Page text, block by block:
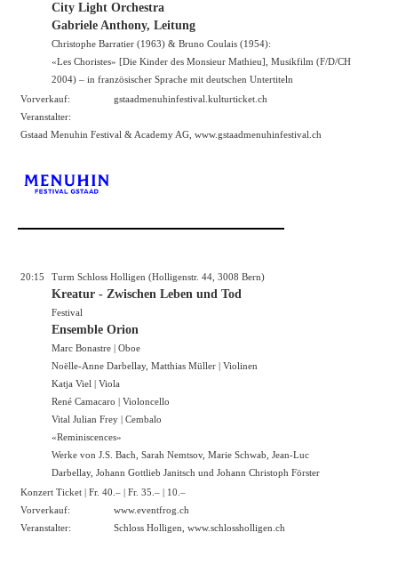
City Light Orchestra
Gabriele Anthony, Leitung
Christophe Barratier (1963) & Bruno Coulais (1954):
«Les Choristes» [Die Kinder des Monsieur Mathieu], Musikfilm (F/D/CH
2004) – in französischer Sprache mit deutschen Untertiteln
Vorverkauf:
gstaadmenuhinfestival.kulturticket.ch
Veranstalter:
Gstaad Menuhin Festival & Academy AG, www.gstaadmenuhinfestival.ch
20:15 Turm Schloss Holligen (Holligenstr. 44, 3008 Bern)
Kreatur - Zwischen Leben und Tod
Festival
Ensemble Orion
Marc Bonastre | Oboe
Noëlle-Anne Darbellay, Matthias Müller | Violinen
Katja Viel | Viola
René Camacaro | Violoncello
Vital Julian Frey | Cembalo
«Reminiscences»
Werke von J.S. Bach, Sarah Nemtsov, Marie Schwab, Jean-Luc
Darbellay, Johann Gottlieb Janitsch und Johann Christoph Förster
Konzert Ticket | Fr. 40.– | Fr. 35.– | 10.–
Vorverkauf:
www.eventfrog.ch
Veranstalter:
Schloss Holligen, www.schlossholligen.ch